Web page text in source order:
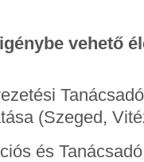
vehető
(Szeged,
és